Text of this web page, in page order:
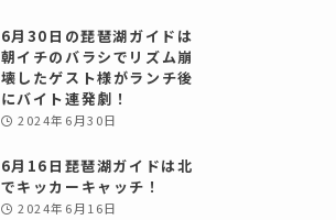
6月30日の琵琶湖ガイドは
朝イチのバラシでリズム崩
壊したゲスト様がランチ後
にバイト連発劇！
2024年6月30日
6月16日琵琶湖ガイドは北
でキッカーキャッチ！
2024年6月16日